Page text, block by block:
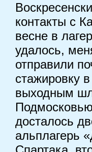
контакты с
весне в
удалось,
отправили
стажировку
выходным
досталось
альплагерь